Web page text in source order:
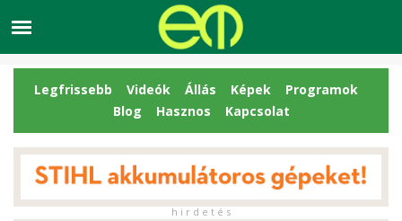
Legfrissebb Videók Állás Képek
Programok
Blog
Hasznos Kapcsolat
h i r d e t é s